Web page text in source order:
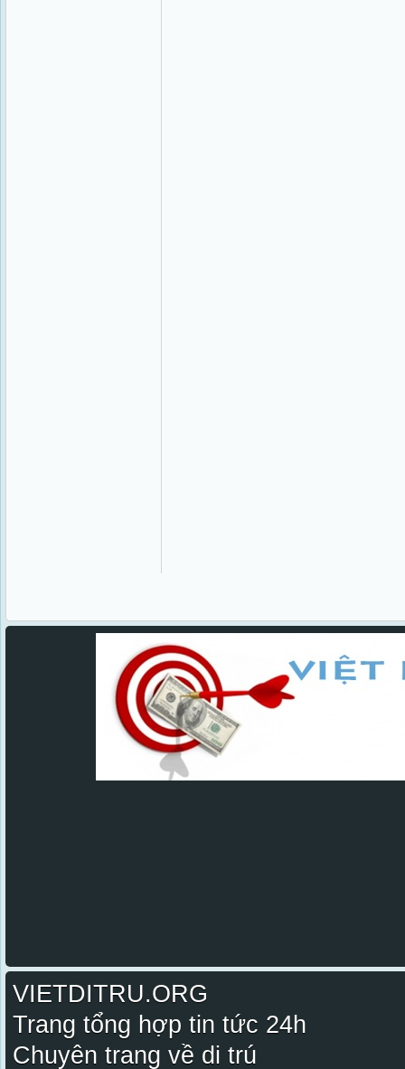
VIETDITRU.ORG
Trang tổng hợp tin tức 24h
Chuyên trang về di trú